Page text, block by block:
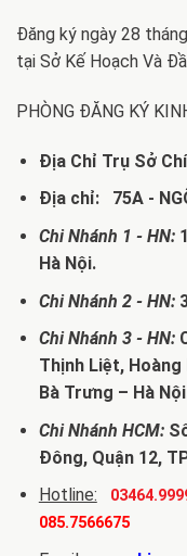
Đăng ký ngày 28
tại Sở Kế Hoạch Và
PHÒNG ĐĂNG KÝ
Địa Chỉ Trụ Sở
Địa chỉ: 75A -
Chi Nhánh 1 - HN:
Hà Nội.
Chi Nhánh 2 - HN:
Chi Nhánh 3 - HN:
Thịnh Liệt, Hoàng
Bà Trưng – Hà
Chi Nhánh HCM:
Đông, Quận 12,
Hotline:
085.7566675